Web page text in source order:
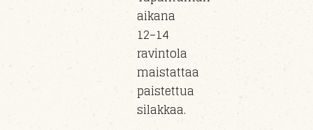
aikana
12–14
ravintola
maistattaa
paistettua
silakkaa.